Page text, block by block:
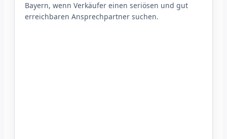
Bayern, wenn Verkäufer einen seriösen und gut
erreichbaren Ansprechpartner suchen.